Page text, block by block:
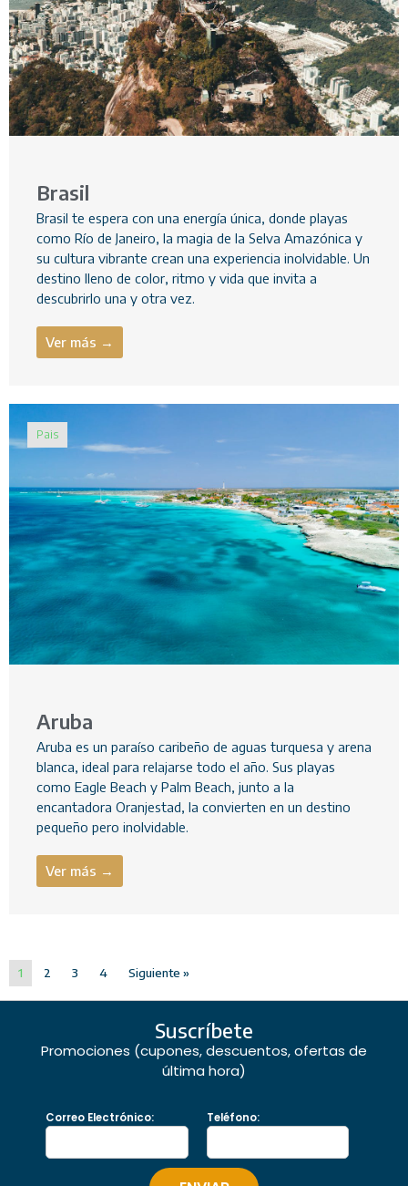
Brasil
Brasil te espera con una energía única, donde playas
como Río de Janeiro, la magia de la Selva Amazónica y
su cultura vibrante crean una experiencia inolvidable. Un
destino lleno de color, ritmo y vida que invita a
descubrirlo una y otra vez.
Ver más →
Pais
Aruba
Aruba es un paraíso caribeño de aguas turquesa y arena
blanca, ideal para relajarse todo el año. Sus playas
como Eagle Beach y Palm Beach, junto a la
encantadora Oranjestad, la convierten en un destino
pequeño pero inolvidable.
Ver más →
1 2 3 4 Siguiente »
Suscríbete
Promociones (cupones, descuentos, ofertas de
última hora)
Correo Electrónico: Teléfono: